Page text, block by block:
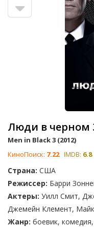
Люди в черном
Men in Black 3 (2012)
КиноПоиск: 7.22 IMDB: 6.8
Страна: США
Режиссер: Барри
Актеры: Уилл Смит,
Джемейн Клемент,
Жанр: боевик,